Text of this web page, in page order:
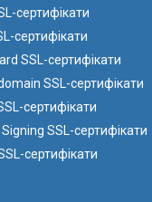
сертифікати
сертифікати
SSL-сертифікати
SSL-сертифікати
сертифікати
SSL-сертифікати
сертифікати